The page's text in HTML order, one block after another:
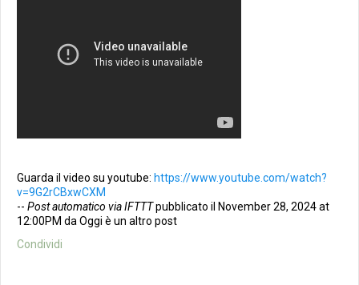
Guarda il video su youtube: https://www.youtube.com/watch?
v=9G2rCBxwCXM
-- Post automatico via IFTTTpubblicato il November 28, 2024 at
12:00PM da Oggi è un altro post
Condividi